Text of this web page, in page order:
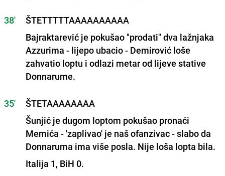
38'
ŠTETTTTTAAAAAAAAAA
Bajraktarević je pokušao "prodati" dva lažnjaka
Azzurima - lijepo ubacio - Demirović loše
zahvatio loptu i odlazi metar od lijeve stative
Donnarume.
35'
ŠTETAAAAAAAA
Šunjić je dugom loptom pokušao pronaći
Memića - 'zaplivao' je naš ofanzivac - slabo da
Donnaruma ima više posla. Nije loša lopta bila.
Italija 1, BiH 0.